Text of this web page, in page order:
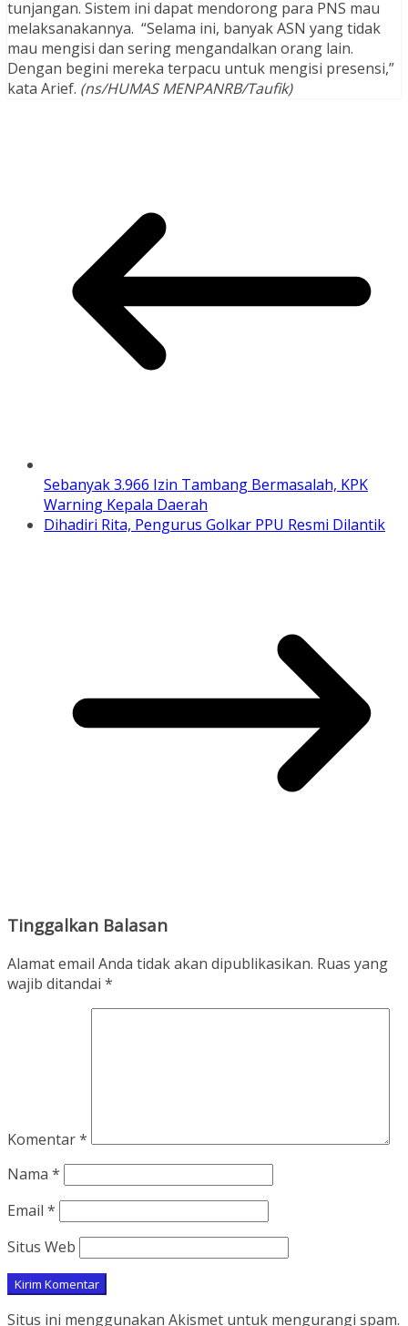
tunjangan. Sistem ini dapat mendorong para PNS mau
melaksanakannya. “Selama ini, banyak ASN yang tidak
mau mengisi dan sering mengandalkan orang lain.
Dengan begini mereka terpacu untuk mengisi presensi,”
kata Arief. (ns/HUMAS MENPANRB/Taufik)
Sebanyak 3.966 Izin Tambang Bermasalah, KPK
Warning Kepala Daerah
Dihadiri Rita, Pengurus Golkar PPU Resmi Dilantik
Tinggalkan Balasan
Alamat email Anda tidak akan dipublikasikan. Ruas yang
wajib ditandai *
Komentar*
Nama *
Email *
Situs Web
Situs ini menggunakan Akismet untuk mengurangi spam.